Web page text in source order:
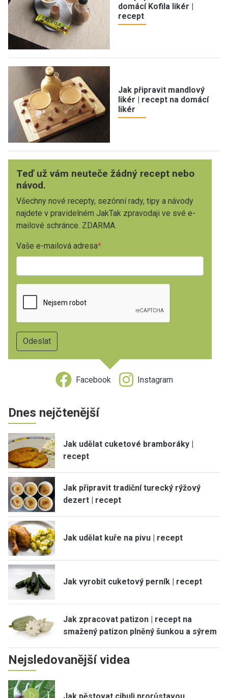
domácí Kofila likér |
recept
Jak připravit mandlový
likér | recept na domácí
likér
Teď už vám neuteče žádný recept nebo
návod.
Všechny nové recepty, sezónní rady, tipy a návody
najdete v pravidelném JakTak zpravodaji ve své e-
mailové schránce. ZDARMA.
Vaše e-mailová adresa
Facebook Instagram
Dnes nejčtenější
Jak udělat cuketové bramboráky |
recept
Jak připravit tradiční turecký rýžový
dezert | recept
Jak udělat kuře na pivu | recept
Jak vyrobit cuketový perník | recept
Jak zpracovat patizon | recept na
smažený patizon plněný šunkou a sýrem
Nejsledovanější videa
Jak pěstovat cibuli prorůstavou